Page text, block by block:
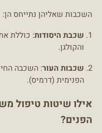
השכבות שאליהן נתייחס הן:
שכבת היסודות: כוללת
והקולגן.
שכבות העור: השכבה
הפנימית (דרמיס).
אילו שיטות טיפול
הפנים?